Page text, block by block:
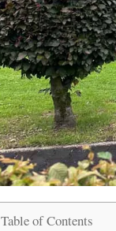
Table of Contents